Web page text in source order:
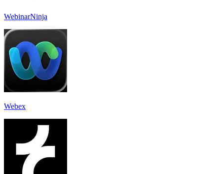
WebinarNinja
Webex